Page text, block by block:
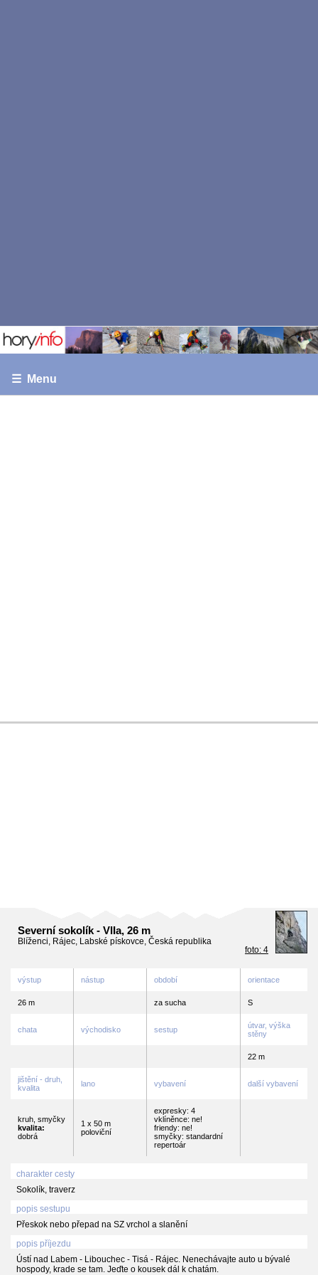
☰ Menu
foto: 4
Severní sokolík - VIIa, 26 m
Blíženci, Rájec, Labské pískovce, Česká republika
výstup nástup období orientace
26 m za sucha S
chata východisko sestup
útvar, výška
stěny
22 m
jištění - druh,
kvalita
lano vybavení další vybavení
kruh, smyčky
kvalita:
dobrá
1 x 50 m
poloviční
expresky: 4
vklíněnce: ne!
friendy: ne!
smyčky: standardní
repertoár
charakter cesty
Sokolík, traverz
popis sestupu
Přeskok nebo přepad na SZ vrchol a slanění
popis příjezdu
Ústí nad Labem - Libouchec - Tisá - Rájec. Nenechávajte auto u bývalé
hospody, krade se tam. Jeďte o kousek dál k chatám.